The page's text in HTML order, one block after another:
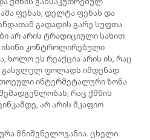
ფენას, დელტა ფენას და
გადადის გარე სუფთა
არ არის ტრადიციული სახით
ისინი კონტროლირებული
ხოლო ეს რეაქცია არის ის, რაც
გასვლელ ფოლადს იმდენად
ინტერმეტალური ზონა
რაც ქმნის
არ არის მკაფიო
მნიშვნელოვანია. ცხელი